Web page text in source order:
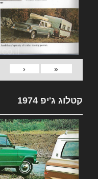
«
‹
קטלוג ג'יפ 1974